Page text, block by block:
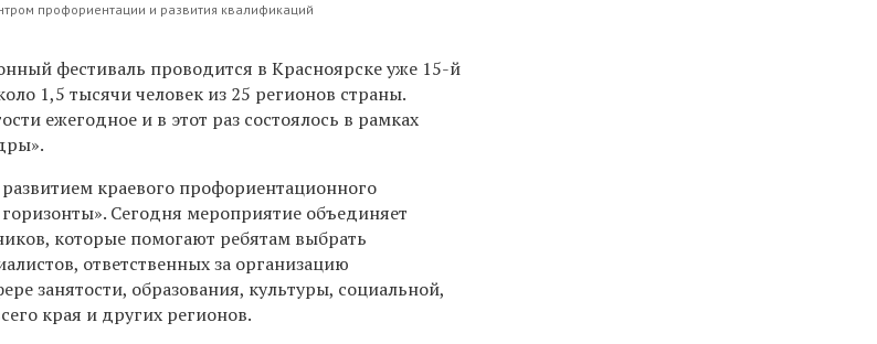
профориентации и развития квалификаций
фестиваль проводится в Красноярске уже 15-й
1,5 тысячи человек из 25 регионов страны.
ежегодное и в этот раз состоялось в рамках
краевого профориентационного
Сегодня мероприятие объединяет
которые помогают ребятам выбрать
ответственных за организацию
занятости, образования, культуры, социальной,
края и других регионов.